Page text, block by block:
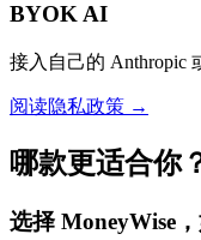
BYOK AI
接入自己的 Anthropic
阅读隐私政策 →
哪款更适合你
选择 MoneyWise